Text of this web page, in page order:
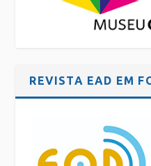
REVISTA EAD EM